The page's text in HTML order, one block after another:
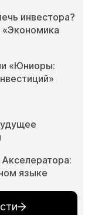
инвестора?
«Юниоры:
языке